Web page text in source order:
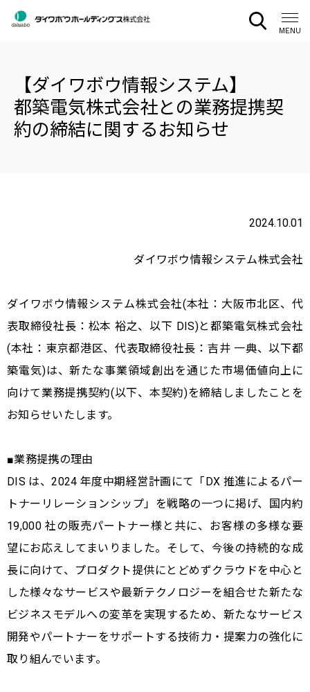
CLOSE
MENU
【ダイワボウ情報システム】
都築電気株式会社との業務提携契
約の締結に関するお知らせ
2024.10.01
ダイワボウ情報システム株式会社
ダイワボウ情報システム株式会社(本社：大阪市北区、代
表取締役社長：松本 裕之、以下 DIS)と都築電気株式会社
(本社：東京都港区、代表取締役社長：吉井 一典、以下都
築電気)は、新たな事業領域創出を通じた市場価値向上に
向けて業務提携契約(以下、本契約)を締結しましたことを
お知らせいたします。
■業務提携の理由
DIS は、2024 年度中期経営計画にて「DX 推進によるパー
トナーリレーションシップ」を戦略の一つに掲げ、国内約
19,000 社の販売パートナー様と共に、お客様の多様な要
望にお応えしてまいりました。そして、今後の持続的な成
長に向けて、プロダクト提供にとどめずクラウドを中心と
した様々なサービスや最新テクノロジーを組合せた新たな
ビジネスモデルへの変革を実現するため、新たなサービス
開発やパートナーをサポートする技術力・提案力の強化に
取り組んでいます。